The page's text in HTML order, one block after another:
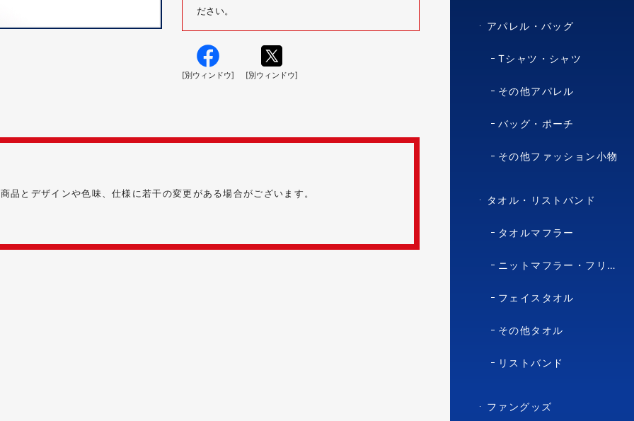
ださい。
[別ウィンドウ] [別ウィンドウ]
品とデザインや色味、仕様に若干の変更がある場合がございます。
アパレル・バッグ
Tシャツ・シャツ
その他アパレル
バッグ・ポーチ
その他ファッション小物
タオル・リストバンド
タオルマフラー
ニットマフラー・フリースマフラー
フェイスタオル
その他タオル
リストバンド
ファングッズ